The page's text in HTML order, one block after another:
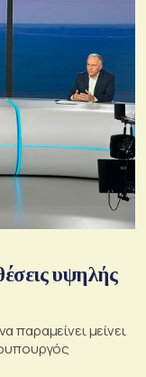
υψηλής
παραμείνει μείνει